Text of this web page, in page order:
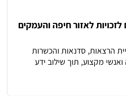
לאזור חיפה והעמקים
הרצאות, סדנאות והכשרות
מקצוע, תוך שילוב ידע
• למידה והעמקה בתכנים
הנפש, זכויות והחלמה. • קשר עם